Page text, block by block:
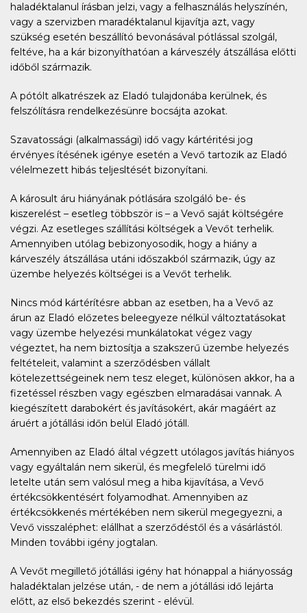
haladéktalanul írásban jelzi, vagy a felhasználás helyszínén,
vagy a szervizben maradéktalanul kijavítja azt, vagy
szükség esetén beszállító bevonásával pótlással szolgál,
feltéve, ha a kár bizonyíthatóan a kárveszély átszállása előtti
időből származik.
A pótólt alkatrészek az Eladó tulajdonába kerülnek, és
felszólításra rendelkezésünre bocsájta azokat.
Szavatossági (alkalmassági) idő vagy kártéritési jog
érvényes ítésének igénye esetén a Vevő tartozik az Eladó
vélelmezett hibás teljesltését bizonyítani.
A károsult áru hiányának pótlására szolgáló be- és
kiszerelést – esetleg többször is – a Vevő saját költségére
végzi. Az esetleges szállítási költségek a Vevőt terhelik.
Amennyiben utólag bebizonyosodik, hogy a hiány a
kárveszély átszállása utáni időszakból származik, úgy az
üzembe helyezés költségei is a Vevőt terhelik.
Nincs mód kártérítésre abban az esetben, ha a Vevő az
árun az Eladó előzetes beleegyeze nélkül változtatásokat
vagy üzembe helyezési munkálatokat végez vagy
végeztet, ha nem biztosítja a szakszerű üzembe helyezés
feltételeit, valamint a szerződésben vállalt
kötelezettségeinek nem tesz eleget, különösen akkor, ha a
fizetéssel részben vagy egészben elmaradásai vannak. A
kiegészített darabokért és javításokért, akár magáért az
áruért a jótállási időn belül Eladó jótáll.
Amennyiben az Eladó által végzett utólagos javítás hiányos
vagy egyáltalán nem sikerül, és megfelelő türelmi idő
letelte után sem valósul meg a hiba kijavítása, a Vevő
értékcsökkentésért folyamodhat. Amennyiben az
értékcsökkenés mértékében nem sikerül megegyezni, a
Vevő visszaléphet: elállhat a szerződéstől és a vásárlástól.
Minden további igény jogtalan.
A Vevőt megillető jótállási igény hat hónappal a hiányosság
haladéktalan jelzése után, - de nem a jótállási idő lejárta
előtt, az első bekezdés szerint - elévül.